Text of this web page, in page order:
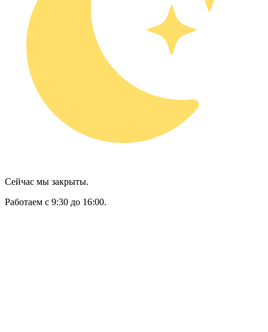
Сейчас мы закрыты.
Работаем с 9:30 до 16:00.